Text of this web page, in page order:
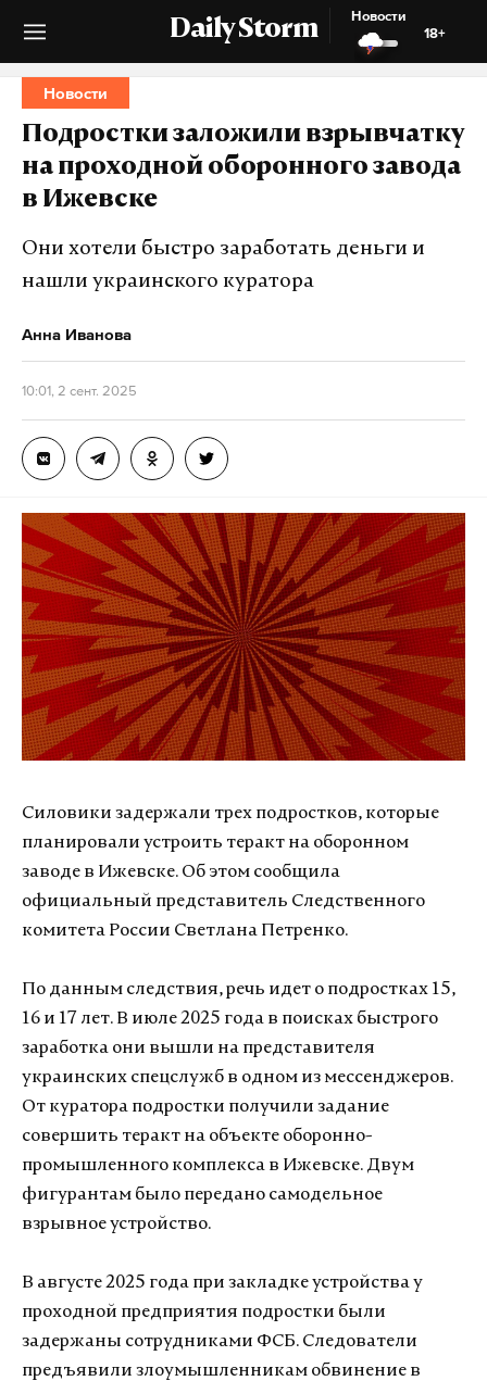
Daily Storm
Новости
18+
Новости
Подростки заложили взрывчатку
на проходной оборонного завода
в Ижевске
Они хотели быстро заработать деньги и
нашли украинского куратора
Анна Иванова
10:01, 2 сент. 2025
Силовики задержали трех подростков, которые
планировали устроить теракт на оборонном
заводе в Ижевске. Об этом сообщила
официальный представитель Следственного
комитета России Светлана Петренко.
По данным следствия, речь идет о подростках 15,
16 и 17 лет. В июле 2025 года в поисках быстрого
заработка они вышли на представителя
украинских спецслужб в одном из мессенджеров.
От куратора подростки получили задание
совершить теракт на объекте оборонно-
промышленного комплекса в Ижевске. Двум
фигурантам было передано самодельное
взрывное устройство.
В августе 2025 года при закладке устройства у
проходной предприятия подростки были
задержаны сотрудниками ФСБ. Следователи
предъявили злоумышленникам обвинение в